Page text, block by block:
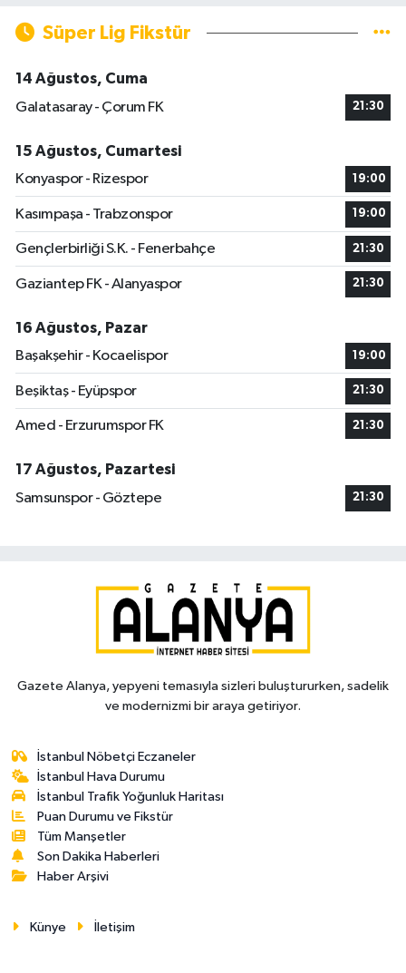
Süper Lig Fikstür
14 Ağustos, Cuma
Galatasaray - Çorum FK
21:30
15 Ağustos, Cumartesi
Konyaspor - Rizespor
19:00
Kasımpaşa - Trabzonspor 19:00
Gençlerbirliği S.K. - Fenerbahçe 21:30
Gaziantep FK - Alanyaspor 21:30
16 Ağustos, Pazar
Başakşehir - Kocaelispor
19:00
Beşiktaş - Eyüpspor 21:30
Amed - Erzurumspor FK 21:30
17 Ağustos, Pazartesi
Samsunspor - Göztepe
21:30
Gazete Alanya, yepyeni temasıyla sizleri buluştururken, sadelik
ve modernizmi bir araya getiriyor.
İstanbul Nöbetçi Eczaneler
İstanbul Hava Durumu
İstanbul Trafik Yoğunluk Haritası
Puan Durumu ve Fikstür
Tüm Manşetler
Son Dakika Haberleri
Haber Arşivi
Künye İletişim